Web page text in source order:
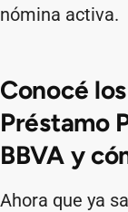
nómina activa.
Conocé
Préstamo
BBVA y
Ahora que ya